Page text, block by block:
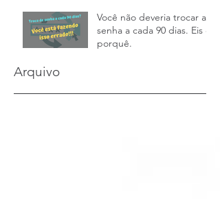
Você não deveria trocar a
senha a cada 90 dias. Eis o
porquê.
Arquivo